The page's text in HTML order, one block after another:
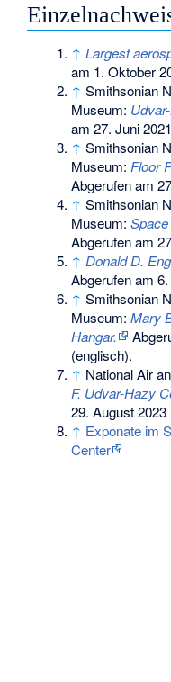
↑ Largest
am 1. Oktober
↑ Smithsonian
Museum:
am 27. Juni 2021
↑ Smithsonian
Museum: Floor
Abgerufen am
↑ Smithsonian
Museum:
Abgerufen am
↑ Donald D.
Abgerufen am
↑ Smithsonian
Museum:Mary
Hangar.
(englisch).
↑ National Air
F. Udvar-Hazy
29. August 2023
↑ Exponate im
Center